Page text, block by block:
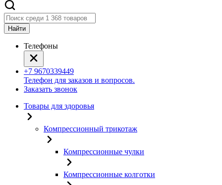
Найти
Телефоны
+7 9670339449
Телефон для заказов и вопросов.
Заказать звонок
Товары для здоровья
Компрессионный трикотаж
Компрессионные чулки
Компрессионные колготки